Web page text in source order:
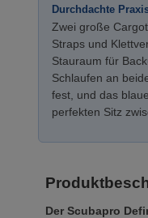
Durchdachte
Zwei große
Straps und
Stauraum für
Schlaufen an
fest, und das
perfekten Sitz
Der Scubapro